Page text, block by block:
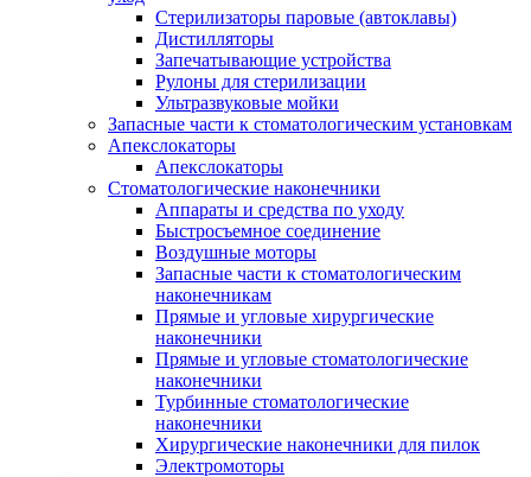
Стерилизаторы паровые (автоклавы)
Дистилляторы
Запечатывающие устройства
Рулоны для стерилизации
Ультразвуковые мойки
Запасные части к стоматологическим установкам
Апекслокаторы
Апекслокаторы
Стоматологические наконечники
Аппараты и средства по уходу
Быстросъемное соединение
Воздушные моторы
Запасные части к стоматологическим
наконечникам
Прямые и угловые хирургические
наконечники
Прямые и угловые стоматологические
наконечники
Турбинные стоматологические
наконечники
Хирургические наконечники для пилок
Электромоторы